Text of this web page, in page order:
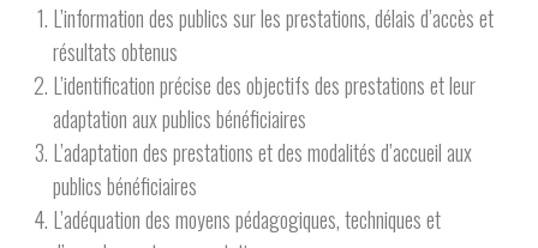
L’information des publics sur les prestations, délais d’accès et
résultats obtenus
L’identification précise des objectifs des prestations et leur
adaptation aux publics bénéficiaires
L’adaptation des prestations et des modalités d’accueil aux
publics bénéficiaires
L’adéquation des moyens pédagogiques, techniques et